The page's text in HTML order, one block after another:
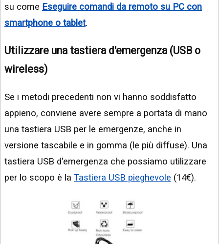
su come Eseguire comandi da remoto su PC con
smartphone o tablet.
Utilizzare una tastiera d'emergenza (USB o
wireless)
Se i metodi precedenti non vi hanno soddisfatto
appieno, conviene avere sempre a portata di mano
una tastiera USB per le emergenze, anche in
versione tascabile e in gomma (le più diffuse). Una
tastiera USB d'emergenza che possiamo utilizzare
per lo scopo è la Tastiera USB pieghevole (14€).